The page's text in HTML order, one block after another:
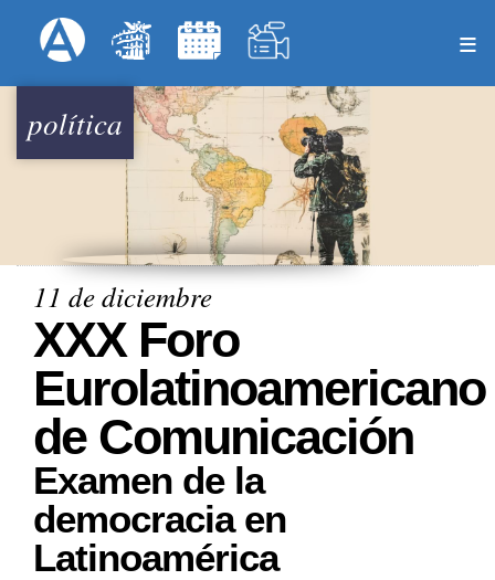
al
principal
Menú Superior
política
11 de diciembre
XXX Foro
Eurolatinoamericano
de Comunicación
Examen de la
democracia en
Latinoamérica